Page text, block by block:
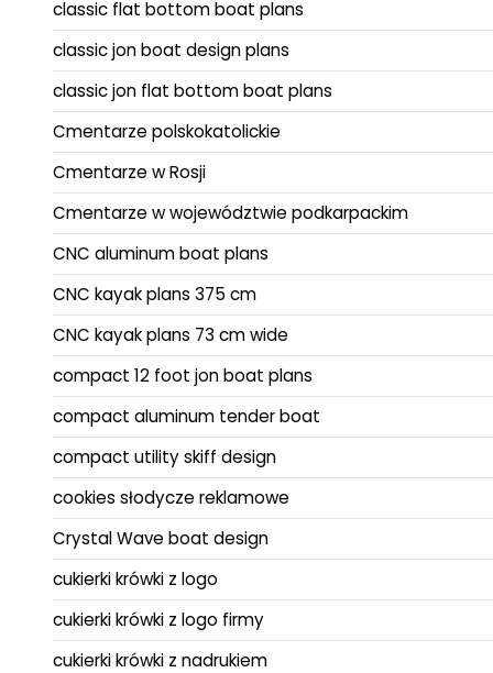
classic flat bottom boat plans
classic jon boat design plans
classic jon flat bottom boat plans
Cmentarze polskokatolickie
Cmentarze w Rosji
Cmentarze w województwie podkarpackim
CNC aluminum boat plans
CNC kayak plans 375 cm
CNC kayak plans 73 cm wide
compact 12 foot jon boat plans
compact aluminum tender boat
compact utility skiff design
cookies słodycze reklamowe
Crystal Wave boat design
cukierki krówki z logo
cukierki krówki z logo firmy
cukierki krówki z nadrukiem